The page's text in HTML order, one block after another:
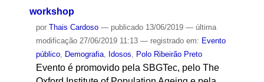
workshop
por Thais Cardoso — publicado13/06/2019 — última
modificação27/06/2019 11:13 — registrado em: Evento
público, Demografia, Idosos, Polo Ribeirão Preto
Evento é promovido pela SBGTec, pelo The